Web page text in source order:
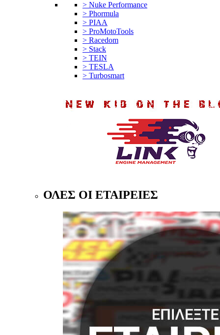
> Nuke Performance
> Phormula
> PIAA
> ProMotoTools
> Racedom
> Stack
> TEIN
> TESLA
> Turbosmart
ΟΛΕΣ ΟΙ ΕΤΑΙΡΕΙΕΣ